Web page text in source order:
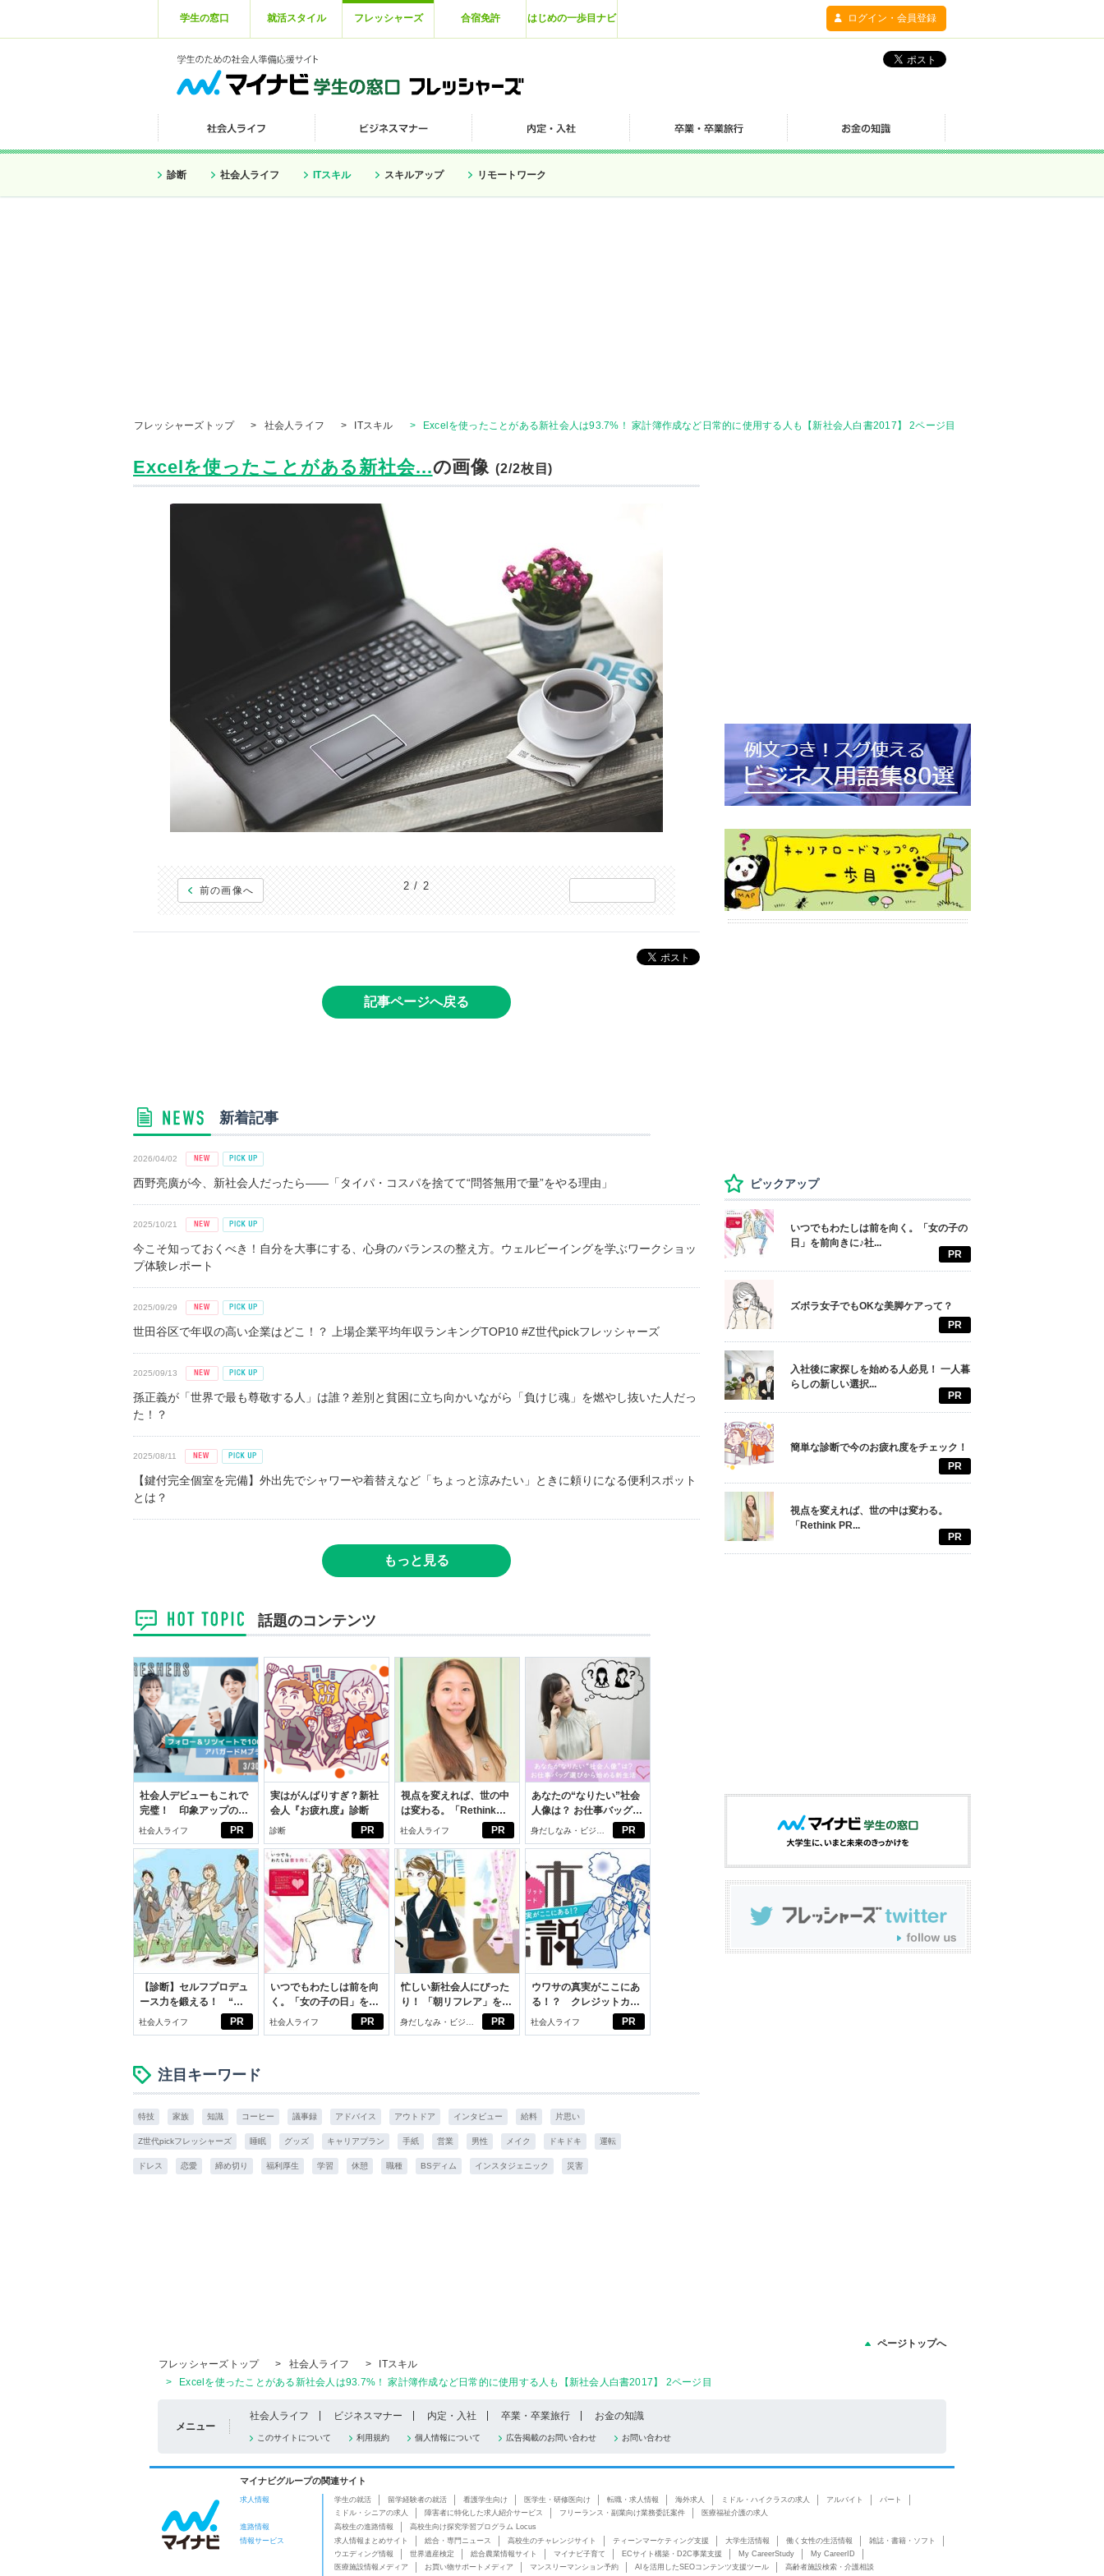
学生の窓口 就活スタイル フレッシャーズ 合宿免許 はじめの一歩目ナビ ログイン・会員登録
診断 社会人ライフ ITスキル スキルアップ リモートワーク
フレッシャーズトップ > 社会人ライフ > ITスキル > Excelを使ったことがある新社会人は93.7%！ 家計簿作成など日常的に使用する人も【新社会人白書2017】 2ページ目
Excelを使ったことがある新社会...の画像(2/2枚目)
前の画像へ 2 / 2
記事ページへ戻る
新着記事
2026/04/02
西野亮廣が今、新社会人だったら――「タイパ・コスパを捨てて“問答無用で量”をやる理由」
2025/10/21
今こそ知っておくべき！自分を大事にする、心身のバランスの整え方。ウェルビーイングを学ぶワークショッ
プ体験レポート
2025/09/29
世田谷区で年収の高い企業はどこ！？ 上場企業平均年収ランキングTOP10 #Z世代pickフレッシャーズ
2025/09/13
孫正義が「世界で最も尊敬する人」は誰？差別と貧困に立ち向かいながら「負けじ魂」を燃やし抜いた人だっ
た！？
2025/08/11
【鍵付完全個室を完備】外出先でシャワーや着替えなど「ちょっと涼みたい」ときに頼りになる便利スポット
とは？
もっと見る
話題のコンテンツ
PR
社会人デビューもこれで
完璧！ 印象アップのセ
ルフプロデュース術
社会人ライフ PR
実はがんばりすぎ？新社
会人『お疲れ度』診断
診断 PR
視点を変えれば、世の中
は変わる。「Rethink
PROJECT」がつたえた
社会人ライフ PR
あなたの“なりたい”社会
人像は？ お仕事バッグ選
びから始める新生活
身だしなみ・ビジネ
スアイテム
PR
【診断】セルフプロデュ
ース力を鍛える！ “ジ
ブン観”診断
社会人ライフ PR
いつでもわたしは前を向
く。「女の子の日」を前
向きに♪社会人エリ・大
社会人ライフ PR
忙しい新社会人にぴった
り！ 「朝リフレア」をは
じめよう。しっかりニオ
イケアして24時間快適。
身だしなみ・ビジネ
スアイテム
PR
ウワサの真実がここにあ
る！？ クレジットカー
ドの都市伝説
社会人ライフ
注目キーワード
特技 家族 知識 コーヒー 議事録 アドバイス アウトドア インタビュー 給料 片思い
Z世代pickフレッシャーズ 睡眠 グッズ キャリアプラン 手紙 営業 男性 メイク ドキドキ 運転
ドレス 恋愛 締め切り 福利厚生 学習 休憩 職種 BSディム インスタジェニック 災害
ピックアップ
いつでもわたしは前を向く。「女の子の
日」を前向きに♪社...
PR
ズボラ女子でもOKな美脚ケアって？
PR
入社後に家探しを始める人必見！ 一人暮
らしの新しい選択...
PR
簡単な診断で今のお疲れ度をチェック！
PR
視点を変えれば、世の中は変わる。
「Rethink PR...
PR
ページトップへ
フレッシャーズトップ
> 社会人ライフ >
ITスキル
>
Excelを使ったことがある新社会人は93.7%！ 家計簿作成など日常的に使用する人も【新社会人白書2017】 2ページ目
メニュー
社会人ライフ ビジネスマナー 内定・入社 卒業・卒業旅行 お金の知識
このサイトについて 利用規約 個人情報について 広告掲載のお問い合わせ お問い合わせ
マイナビグループの関連サイト
求人情報 学生の就活 留学経験者の就活 看護学生向け 医学生・研修医向け 転職・求人情報 海外求人 ミドル・ハイクラスの求人 アルバイト
パート
ミドル・シニアの求人
障害者に特化した求人紹介サービス フリーランス・副業向け業務委託案件
医療福祉介護の求人
進路情報
高校生の進路情報
高校生向け探究学習プログラム Locus
情報サービス
求人情報まとめサイト 総合・専門ニュース 高校生のチャレンジサイト ティーンマーケティング支援 大学生活情報 働く女性の生活情報
雑誌・書籍・ソフト
ウエディング情報
世界遺産検定 総合農業情報サイト マイナビ子育て ECサイト構築・D2C事業支援 My CareerStudy
My CareerID
医療施設情報メディア
お買い物サポートメディア マンスリーマンション予約 AIを活用したSEOコンテンツ支援ツール 高齢者施設検索・介護相談